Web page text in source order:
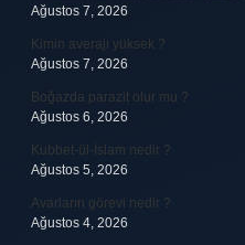
Ağustos 7, 2026
Kimin averajı yüksek ?
Ağustos 7, 2026
Boğazda parazit olur mu ?
Ağustos 6, 2026
Kubbet-ül-İslam nedir ?
Ağustos 5, 2026
Avarların görevi nedir ?
Ağustos 4, 2026